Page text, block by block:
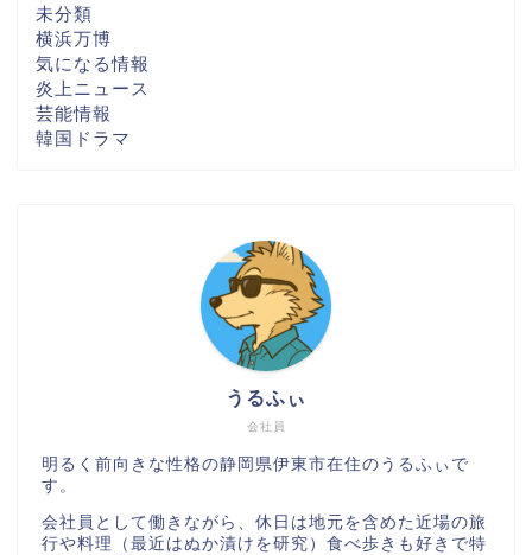
未分類
横浜万博
気になる情報
炎上ニュース
芸能情報
韓国ドラマ
会社員
うるふぃ
明るく前向きな性格の静岡県伊東市在住のうるふぃで
す。
会社員として働きながら、休日は地元を含めた近場の旅
行や料理（最近はぬか漬けを研究）食べ歩きも好きで特